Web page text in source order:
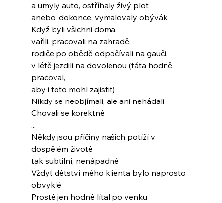
a umyly auto, ostříhaly živý plot
anebo, dokonce, vymalovaly obývák
Když byli všichni doma,
vařili, pracovali na zahradě,
rodiče po obědě odpočívali na gauči,
v létě jezdili na dovolenou (táta hodně
pracoval,
aby i toto mohl zajistit)
Nikdy se neobjímali, ale ani nehádali
Chovali se korektně
...
Někdy jsou příčiny našich potíží v
dospělém životě
tak subtilní, nenápadné
Vždyť dětství mého klienta bylo naprosto
obvyklé
Prostě jen hodně lítal po venku